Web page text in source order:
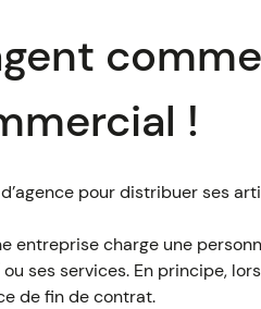
!
pour distribuer ses
entreprise charge une
ses services. En principe,
de fin de contrat.